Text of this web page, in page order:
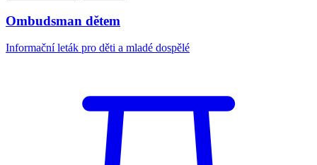
Ombudsman dětem
Informační leták pro děti a mladé dospělé